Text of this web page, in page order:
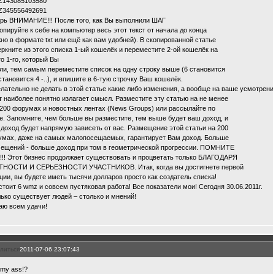
ВНИМАНИЕ!!! После того, как Вы выполнили ШАГ
к себе на компьютер весь этот текст от начала до конца
в формате txt или ещё как вам удобней). В скопированной статье
из этого списка 1-ый кошелёк и переместите 2-ой кошелёк на
1-го, который Вы
тем самым переместите список на одну строку выше (6 становится
4 -..), и впишите в 6-тую строчку Ваш кошелёк.
не делать в этой статье какие либо изменения, a вообще на ваше
наиболее понятно излагает смысл. Разместите эту статью на не менее
форумах и новостных лентах (News Groups) или рассылайте по
Запомните, чем больше вы разместите, тем выше будет ваш доход, и
доход будет напрямую зависеть от вас. Размещение этой статьи на 200
даже на самых малопосещаемых, гарантирует Вам доход. Больше
- больше доход при том в геометрической прогрессии. ПОМНИТЕ
Этот бизнес продолжает существовать и процветать только БЛАГОДАРЯ
И СЕРЬЕЗНОСТИ УЧАСТНИКОВ. Итак, когда вы достигнете первой
вы будете иметь тысячи долларов просто как создатель списка!
6 wmz и совсем пустяковая работа! Все показатели мои! Сегодня 30.06.2011г.
существует людей – столько и мнений!
всем удачи!
2011-07-06 23:07:43
ass!?